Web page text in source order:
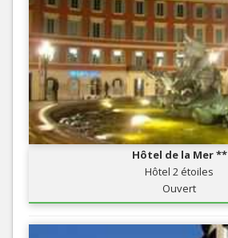
Hôtel de la Mer **
Hôtel 2 étoiles
Ouvert